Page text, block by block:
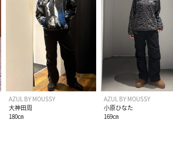
、着用サイズ：モデルサイズ ※モデル
ません
ルです。実際の商品と仕様、加工が若干
AZUL BY MOUSSY
大神田周
180㎝
AZUL BY MOUSSY
小原ひなた
169㎝